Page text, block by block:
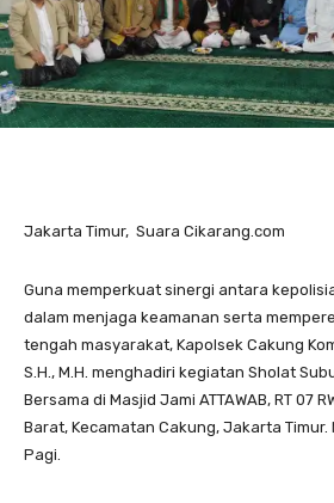
Jakarta Timur, Suara Cikarang.com
Guna memperkuat sinergi antara
dalam menjaga keamanan serta
tengah masyarakat, Kapolsek Cakung
S.H., M.H. menghadiri kegiatan Sholat
Bersama di Masjid Jami ATTAWAB, RT 07
Barat, Kecamatan Cakung, Jakarta
Pagi.